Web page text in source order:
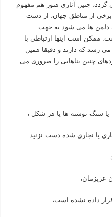
چنین آثاری هنوز هم مفهوم
برخی از مناطق جهان، از دست
دلمن ها می شود به جهت
ممکن است اینها ارتباطی با
می رسد که دارند و دقیقا همین
چنین بناهایی را ضروری می
یا سنگ نوشته ها یا هر شکل ،
یا نجاری شده دست نزنید.